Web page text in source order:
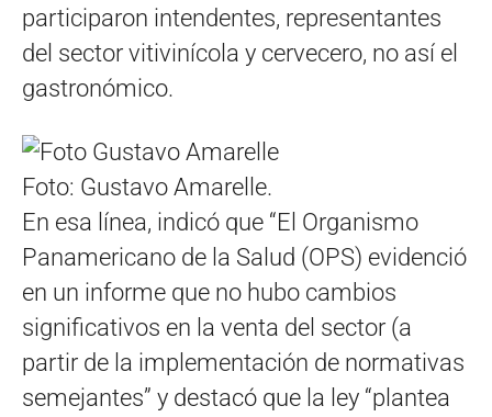
participaron intendentes, representantes
del sector vitivinícola y cervecero, no así el
gastronómico.
Foto: Gustavo Amarelle.
En esa línea, indicó que “El Organismo
Panamericano de la Salud (OPS) evidenció
en un informe que no hubo cambios
significativos en la venta del sector (a
partir de la implementación de normativas
semejantes” y destacó que la ley “plantea